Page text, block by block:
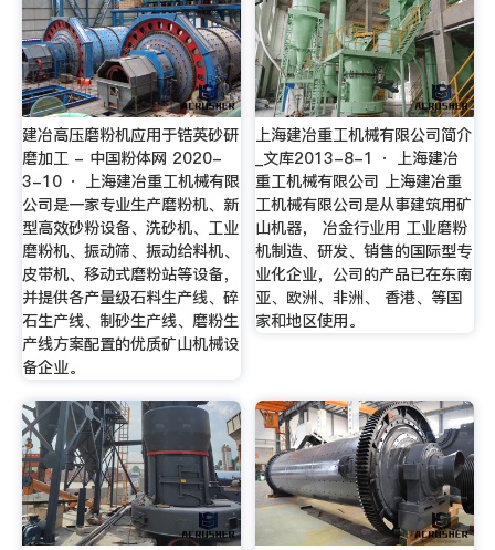
建冶高压磨粉机应用于锆英砂研
磨加工 - 中国粉体网 2020-
3-10 · 上海建冶重工机械有限
公司是一家专业生产磨粉机、新
型高效砂粉设备、洗砂机、工业
磨粉机、振动筛、振动给料机、
皮带机、移动式磨粉站等设备，
并提供各产量级石料生产线、碎
石生产线、制砂生产线、磨粉生
产线方案配置的优质矿山机械设
备企业。
上海建冶重工机械有限公司简介
_文库2013-8-1 · 上海建冶
重工机械有限公司 上海建冶重
工机械有限公司是从事建筑用矿
山机器， 冶金行业用 工业磨粉
机制造、研发、销售的国际型专
业化企业，公司的产品已在东南
亚、欧洲、非洲、 香港、等国
家和地区使用。